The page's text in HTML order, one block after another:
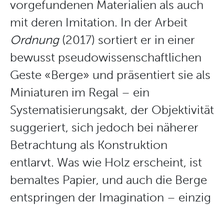
vorgefundenen Materialien als auch
mit deren Imitation. In der Arbeit
Ordnung(2017) sortiert er in einer
bewusst pseudowissenschaftlichen
Geste «Berge» und präsentiert sie als
Miniaturen im Regal – ein
Systematisierungsakt, der Objektivität
suggeriert, sich jedoch bei näherer
Betrachtung als Konstruktion
entlarvt. Was wie Holz erscheint, ist
bemaltes Papier, und auch die Berge
entspringen der Imagination – einzig